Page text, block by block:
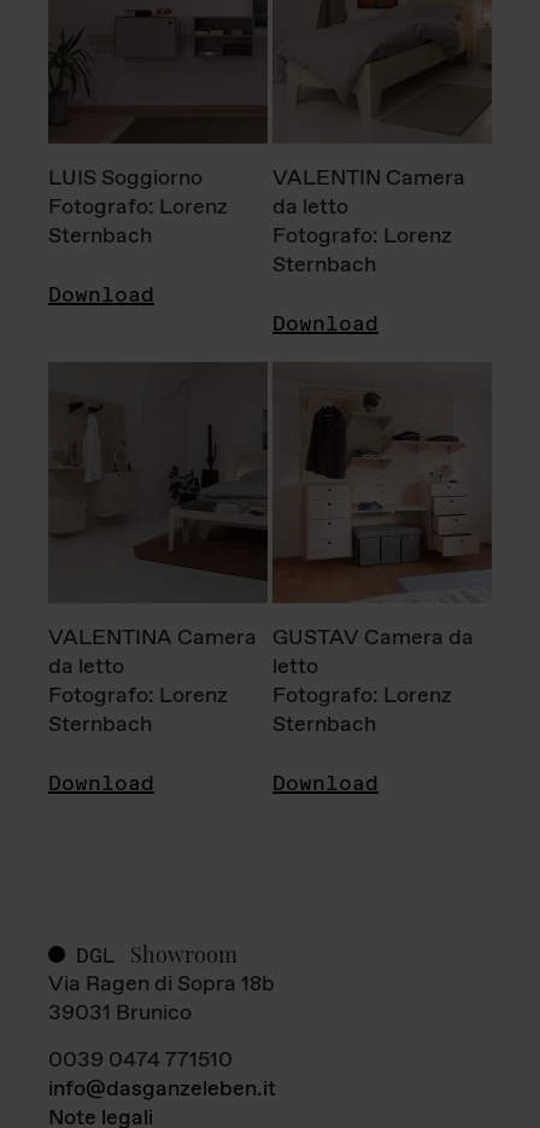
LUIS Soggiorno
Fotografo: Lorenz
Sternbach
Download
VALENTIN Camera
da letto
Fotografo: Lorenz
Sternbach
Download
VALENTINA Camera
da letto
Fotografo: Lorenz
Sternbach
Download
GUSTAV Camera da
letto
Fotografo: Lorenz
Sternbach
Download
DGL Showroom
Via Ragen di Sopra 18b
39031 Brunico
0039 0474 771510
info@dasganzeleben.it
Note legali